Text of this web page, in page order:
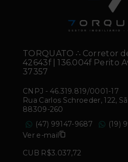
TORQUATO ∴ Corretor
42643f | 136.004f Perito
37357
CNPJ - 46.319.819/0001-17
Rua Carlos Schroeder, 122,
88309-260
(47) 99147-9687
(19)
Ver e-mail
CUB R$3.037,72